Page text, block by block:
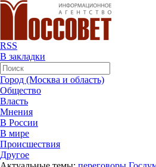
RSS
В закладки
Город (Москва и область)
Общество
Власть
Мнения
В России
В мире
Происшествия
Другое